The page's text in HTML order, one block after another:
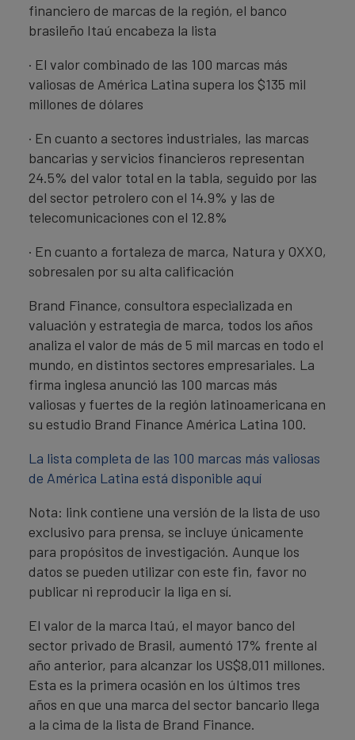
financiero de marcas de la región, el banco
brasileño Itaú encabeza la lista
· El valor combinado de las 100 marcas más
valiosas de América Latina supera los $135 mil
millones de dólares
· En cuanto a sectores industriales, las marcas
bancarias y servicios financieros representan
24.5% del valor total en la tabla, seguido por las
del sector petrolero con el 14.9% y las de
telecomunicaciones con el 12.8%
· En cuanto a fortaleza de marca, Natura y OXXO,
sobresalen por su alta calificación
Brand Finance, consultora especializada en
valuación y estrategia de marca, todos los años
analiza el valor de más de 5 mil marcas en todo el
mundo, en distintos sectores empresariales. La
firma inglesa anunció las 100 marcas más
valiosas y fuertes de la región latinoamericana en
su estudio Brand Finance América Latina 100.
La lista completa de las 100 marcas más valiosas
de América Latina está disponible aquí
Nota: link contiene una versión de la lista de uso
exclusivo para prensa, se incluye únicamente
para propósitos de investigación. Aunque los
datos se pueden utilizar con este fin, favor no
publicar ni reproducir la liga en sí.
El valor de la marca Itaú, el mayor banco del
sector privado de Brasil, aumentó 17% frente al
año anterior, para alcanzar los US$8,011 millones.
Esta es la primera ocasión en los últimos tres
años en que una marca del sector bancario llega
a la cima de la lista de Brand Finance.